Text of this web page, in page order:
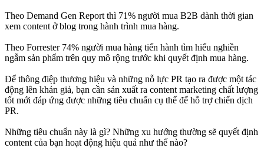
Theo Demand Gen Report thì 71% người mua B2B dành thời gian
xem content ở blog trong hành trình mua hàng.
Theo Forrester 74% người mua hàng tiến hành tìm hiểu nghiền
ngẫm sản phẩm trên quy mô rộng trước khi quyết định mua hàng.
Để thông điệp thương hiệu và những nỗ lực PR tạo ra được một tác
động lên khán giả, bạn cần sản xuất ra content marketing chất lượng
tốt mới đáp ứng được những tiêu chuẩn cụ thể để hỗ trợ chiến dịch
PR.
Những tiêu chuẩn này là gì? Những xu hướng thường sẽ quyết định
content của bạn hoạt động hiệu quả như thế nào?